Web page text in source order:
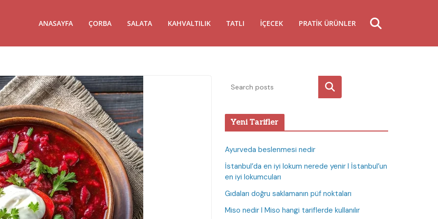
ANASAYFA ÇORBA SALATA KAHVALTILIK TATLI İÇECEK PRATIK ÜRÜNLER
Ara
Yeni Tarifler
Ayurveda beslenmesi nedir
İstanbul’da en iyi lokum nerede yenir I İstanbul’un
en iyi lokumcuları
Gıdaları doğru saklamanın püf noktaları
Miso nedir I Miso hangi tariflerde kullanılır